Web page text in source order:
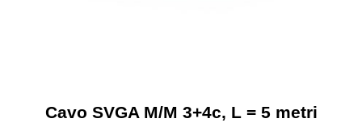
Cavo SVGA M/M 3+4c, L = 5 metri